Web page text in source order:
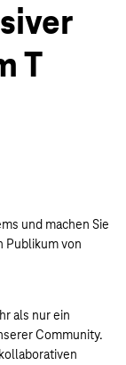
T
und machen Sie
Publikum von
als nur ein
Community.